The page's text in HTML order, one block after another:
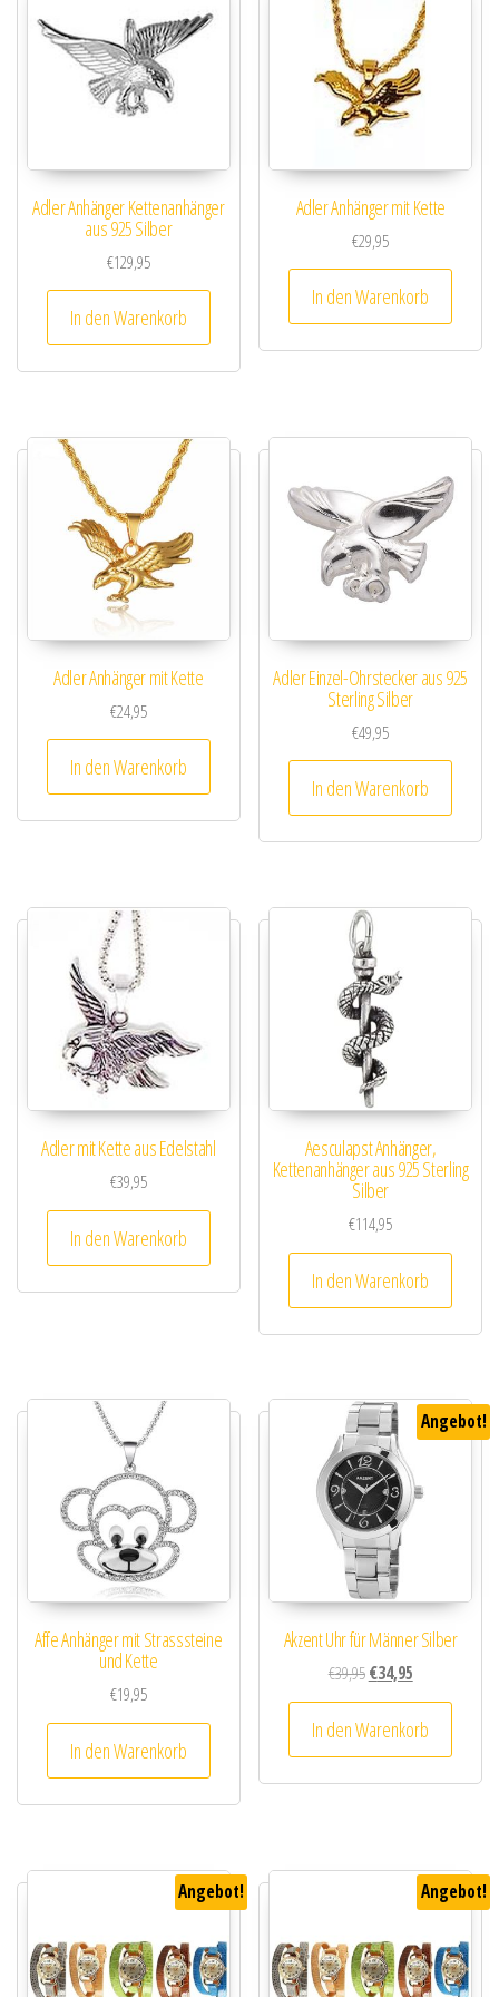
Adler Anhänger Kettenanhänger
aus 925 Silber
€129,95
In den Warenkorb
Adler Anhänger mit Kette
€29,95
In den Warenkorb
Adler Anhänger mit Kette
€24,95
In den Warenkorb
Adler Einzel-Ohrstecker aus 925
Sterling Silber
€49,95
In den Warenkorb
Adler mit Kette aus Edelstahl
€39,95
In den Warenkorb
Aesculapst Anhänger,
Kettenanhänger aus 925 Sterling
Silber
€114,95
In den Warenkorb
Affe Anhänger mit Strasssteine
und Kette
€19,95
In den Warenkorb
Angebot!
Akzent Uhr für Männer Silber
€39,95 Ursprünglicher Preis
€34,95Aktueller Preis
In den Warenkorb
Angebot! Angebot!